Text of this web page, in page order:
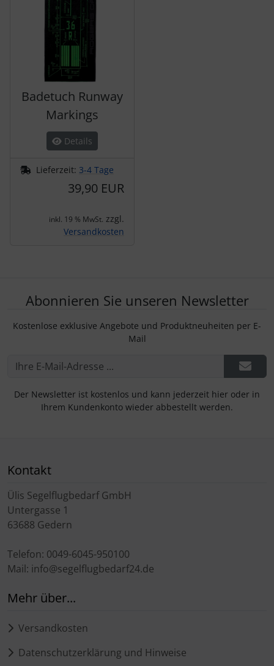
Badetuch Runway
Markings
Details
Lieferzeit: 3-4 Tage
39,90 EUR
inkl. 19 % MwSt. zzgl.
Versandkosten
Abonnieren Sie unseren Newsletter
Kostenlose exklusive Angebote und Produktneuheiten per E-
Mail
Der Newsletter ist kostenlos und kann jederzeit hier oder in
Ihrem Kundenkonto wieder abbestellt werden.
Kontakt
Ülis Segelflugbedarf GmbH
Untergasse 1
63688 Gedern
Telefon: 0049-6045-950100
Mail: info@segelflugbedarf24.de
Mehr über...
Versandkosten
Datenschutzerklärung und Hinweise